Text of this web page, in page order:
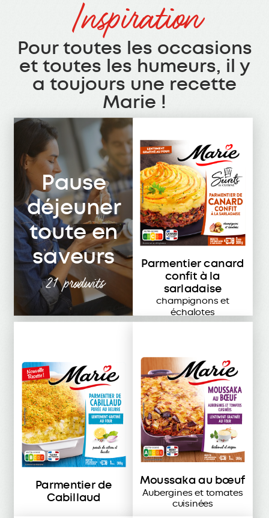
Inspiration
Pour toutes les occasions
et toutes les humeurs, il y
a toujours une recette
Marie !
Pause
déjeuner
toute en
saveurs
21 produits
Parmentier canard
confit à la
sarladaise
champignons et
échalotes
Parmentier de
Cabillaud
Moussaka au bœuf
Aubergines et tomates
cuisinées